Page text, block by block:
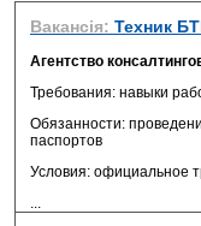
Вакансія: Техник
Агентство
Требования: навыки
Обязанности:
паспортов
Условия: официальное
...